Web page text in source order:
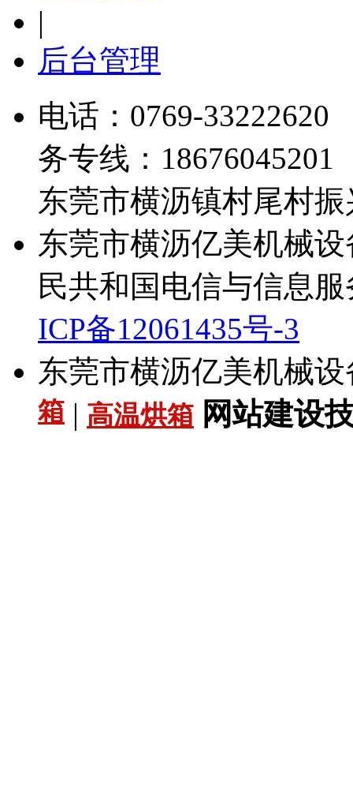
|
后台管理
电话： 0769-33222620
务专线：
东莞市横沥镇村尾村
东莞市横沥亿美机械设
民共和国电信与信息
ICP备12061435号-3
东莞市横沥亿美机械
箱 | 高温烘箱 网站建设